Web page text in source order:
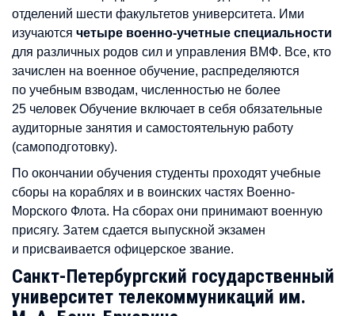
отделений шести факультетов университета. Ими
изучаются четыре военно-учетные специальности
для различных родов сил и управления ВМФ. Все, кто
зачислен на военное обучение, распределяются
по учебным взводам, численностью не более
25 человек Обучение включает в себя обязательные
аудиторные занятия и самостоятельную работу
(самоподготовку).
По окончании обучения студенты проходят учебные
сборы на кораблях и в воинских частях Военно-
Морского Флота. На сборах они принимают военную
присягу. Затем сдается выпускной экзамен
и присваивается офицерское звание.
Санкт-Петербургский государственный
университет телекоммуникаций им.